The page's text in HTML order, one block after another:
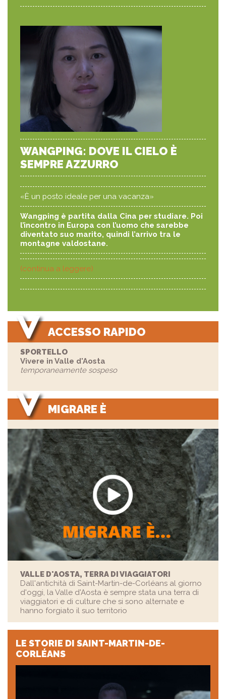
WANGPING: DOVE IL CIELO È
SEMPRE AZZURRO
«È un posto ideale per una vacanza»
Wangping è partita dalla Cina per studiare. Poi
l’incontro in Europa con l’uomo che sarebbe
diventato suo marito, quindi l’arrivo tra le
montagne valdostane.
(continua a leggere)
ACCESSO RAPIDO
SPORTELLO
Vivere in Valle d'Aosta
temporaneamente sospeso
MIGRARE È
VALLE D'AOSTA, TERRA DI VIAGGIATORI
Dall'antichità di Saint-Martin-de-Corléans al giorno
d'oggi, la Valle d'Aosta è sempre stata una terra di
viaggiatori e di culture che si sono alternate e
hanno forgiato il suo territorio
LE STORIE DI SAINT-MARTIN-DE-
CORLÉANS